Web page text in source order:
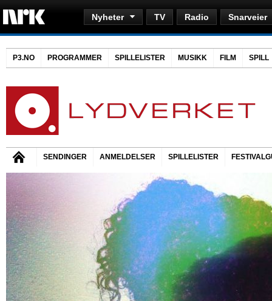
Nyheter TV Radio Snarveier
P3.NO PROGRAMMER SPILLELISTER MUSIKK FILM SPILL
SENDINGER ANMELDELSER SPILLELISTER